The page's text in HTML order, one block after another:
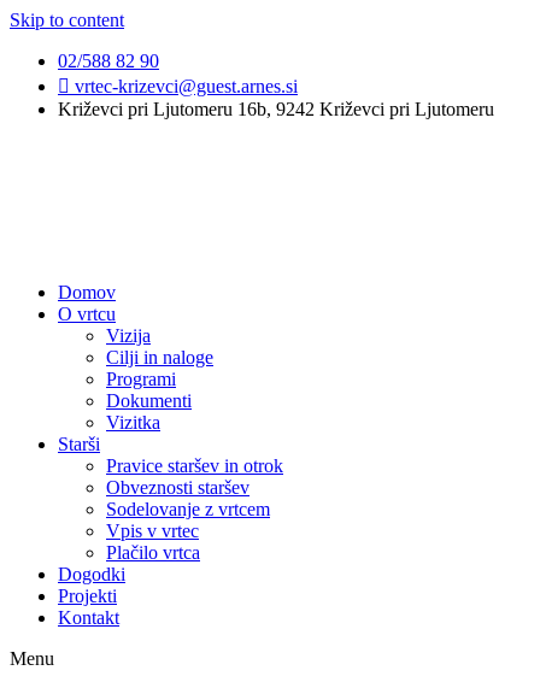
Skip to content
02/588 82 90
vrtec-krizevci@guest.arnes.si
Križevci pri Ljutomeru 16b, 9242 Križevci pri Ljutomeru
Domov
O vrtcu
Vizija
Cilji in naloge
Programi
Dokumenti
Vizitka
Starši
Pravice staršev in otrok
Obveznosti staršev
Sodelovanje z vrtcem
Vpis v vrtec
Plačilo vrtca
Dogodki
Projekti
Kontakt
Menu